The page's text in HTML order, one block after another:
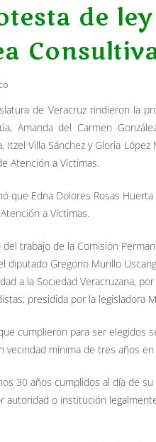
de
de Veracruz rindieron la
Amanda del Carmen
Itzel Villa Sánchez y Gloria
Atención a Víctimas.
que Edna Dolores Rosas
a Víctimas.
trabajo de la Comisión
diputado Gregorio Murillo
a la Sociedad Veracruzana,
presidida por la legisladora
cumplieron para ser elegidos
vecindad mínima de tres años en
30 años cumplidos al día de
autoridad o institución